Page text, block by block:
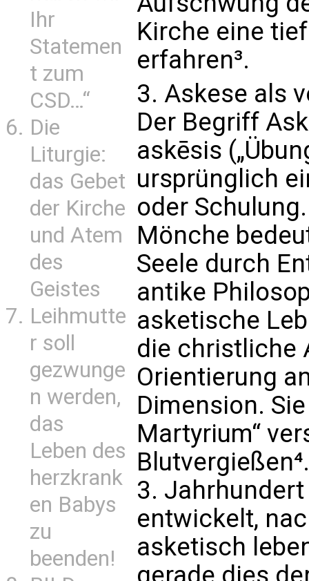
Ihr
Statemen
t zum
CSD…“
Die
Liturgie:
das Gebet
der Kirche
und Atem
des
Geistes
Leihmutte
r soll
gezwunge
n werden,
das
Leben des
herzkrank
en Babys
zu
beenden!
Kirche eine
erfahren³.
3. Askese als
Der Begriff
askēsis
ursprünglich
oder
Mönche
Seele durch
antike
asketische
die christliche
Orientierung
Dimension.
Martyrium“
3.
entwickelt,
asketisch